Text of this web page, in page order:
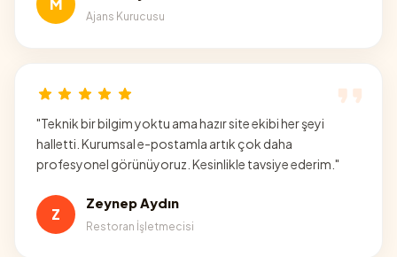
M
Ajans Kurucusu
"Teknik bir bilgim yoktu ama hazır site ekibi her şeyi
halletti. Kurumsal e-postamla artık çok daha
profesyonel görünüyoruz. Kesinlikle tavsiye ederim. "
Z
Zeynep Aydın
Restoran İşletmecisi